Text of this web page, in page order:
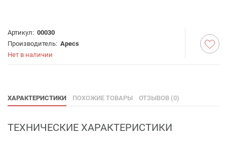
Артикул: 00030
Производитель: Apecs
Нет в наличии
ХАРАКТЕРИСТИКИ ПОХОЖИЕ ТОВАРЫ ОТЗЫВОВ (0)
ТЕХНИЧЕСКИЕ ХАРАКТЕРИСТИКИ